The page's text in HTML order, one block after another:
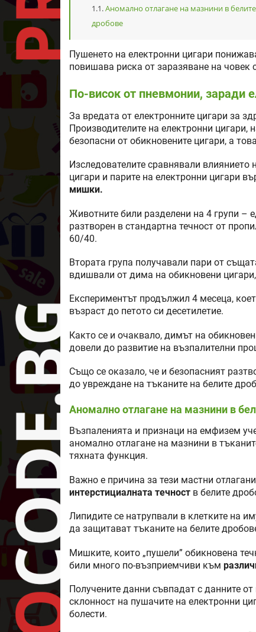
Аномално отлагане на мазнини в белите
дробове
Пушенето на електронни цигари
повишава риска от заразяване на човек
По-висок от пневмонии, заради
За вредата от електронните цигари за
Производителите на електронни цигари,
безопасни от обикновените цигари, а
Изследователите сравнявали
цигари и парите на електронни цигари
мишки.
Животните били разделени на 4 групи –
разтворен в стандартна течност от
60/40.
Втората група получавали пари от
вдишвали от дима на обикновени
Експериментът продължил 4 месеца,
възраст до петото си десетилетие.
Както се и очаквало, димът на
довели до развитие на възпалителни
Също се оказало, че и безопасният
до увреждане на тъканите на белите
Аномално отлагане на мазнини в
Възпаленията и признаци на емфизем
аномално отлагане на мазнини в
тяхната функция.
Важно е причина за тези мастни
интерстициалната течност в белите
Липидите се натрупвали в клетките на
да защитават тъканите на белите
Мишките, които „пушели” обикновена
били много по-възприемчиви към
Получените данни съвпадат с данните
склонност на пушачите на електронни
болести.